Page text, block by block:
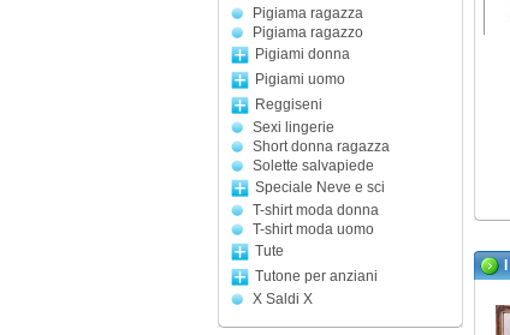
Pigiama ragazza
Pigiama ragazzo
Pigiami donna
Pigiami uomo
Reggiseni
Sexi lingerie
Short donna ragazza
Solette salvapiede
Speciale Neve e sci
T-shirt moda donna
T-shirt moda uomo
Tute
Tutone per anziani
X Saldi X